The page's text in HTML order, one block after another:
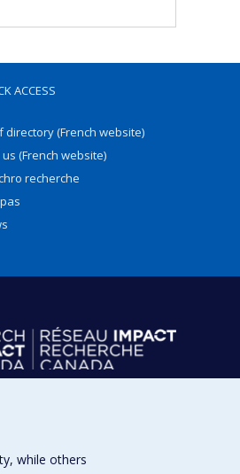
ACCESS
directory (French website)
us (French website)
recherche
while others